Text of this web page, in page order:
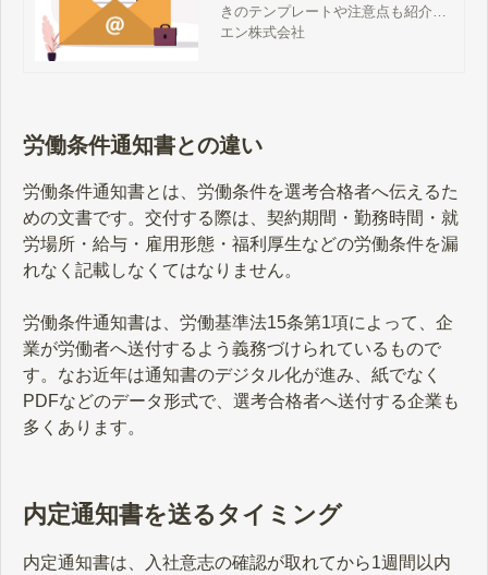
きのテンプレートや注意点も紹介し
ます。取り消しが認められる場合な
エン株式会社
労働条件通知書との違い
労働条件通知書とは、労働条件を選考合格者へ伝えるた
めの文書です。交付する際は、契約期間・勤務時間・就
労場所・給与・雇用形態・福利厚生などの労働条件を漏
れなく記載しなくてはなりません。
労働条件通知書は、労働基準法15条第1項によって、企
業が労働者へ送付するよう義務づけられているもので
す。なお近年は通知書のデジタル化が進み、紙でなく
PDFなどのデータ形式で、選考合格者へ送付する企業も
多くあります。
内定通知書を送るタイミング
内定通知書は、入社意志の確認が取れてから1週間以内